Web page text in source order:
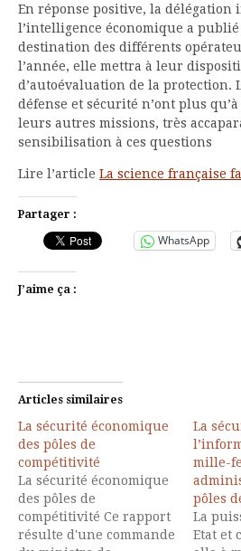
En réponse positive, la
l’intelligence économique a
destination des différents
l’année, elle mettra à leur
d’autoévaluation de la protection.
défense et sécurité n’ont plus
leurs autres missions, très
sensibilisation à ces questions
Lire l’article La science française
Partager :
WhatsApp
J’aime ça :
Articles similaires
La sécurité économique
des pôles de
compétitivité
La sécurité économique
des pôles de
compétitivité Ce rapport
résulte d'une commande
La
mille-
pôles
La
Etat et